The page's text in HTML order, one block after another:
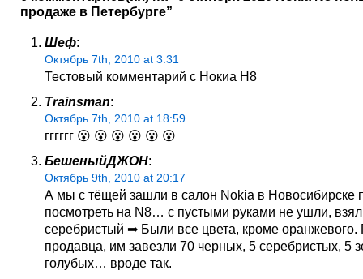
продаже в Петербурге”
Шеф:
Октябрь 7th, 2010 at 3:31
Тестовый комментарий с Нокиа Н8
Trainsman:
Октябрь 7th, 2010 at 18:59
гггггг 😮 😮 😮 😮 😮 😮
БешеныйДЖОН:
Октябрь 9th, 2010 at 20:17
А мы с тёщей зашли в салон Nokia в Новосибирске
посмотреть на N8… с пустыми руками не ушли,
серебристый ➡ Были все цвета, кроме
продавца, им завезли 70 черных, 5 серебристых, 5
голубых… вроде так.